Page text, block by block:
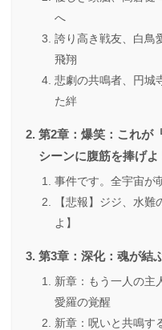
へ
誇り高き戦友、白鳥
飛翔
悲劇の共鳴者、円城
た絆
第2章：爆笑：これが
シーンに腹筋を捧げよ
事件です。全宇宙が
【悲報】ジジ、水
よ】
第3章：深化：魂が結
新章：もう一人の主
愛羅の覚醒
新章：呪いと共鳴す